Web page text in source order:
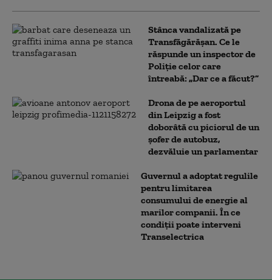
Stânca vandalizată pe
Transfăgărășan. Ce le
răspunde un inspector de
Poliție celor care
întreabă: „Dar ce a făcut?”
Drona de pe aeroportul
din Leipzig a fost
doborâtă cu piciorul de un
şofer de autobuz,
dezvăluie un parlamentar
Guvernul a adoptat regulile
pentru limitarea
consumului de energie al
marilor companii. În ce
condiții poate interveni
Transelectrica